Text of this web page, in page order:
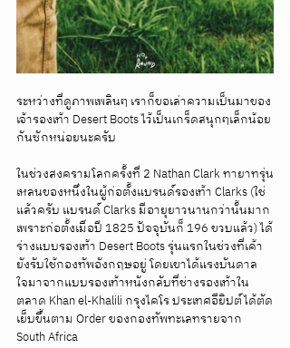
ระหว่างที่ดูภาพเพลินๆ เราก็ขอเล่าความเป็นมาของ
เจ้ารองเท้า Desert Boots ไว้เป็นเกร็ดสนุกๆเล็กน้อย
กันซักหน่อยนะครับ
ในช่วงสงครามโลกครั้งที่ 2 Nathan Clark ทายาทรุ่น
เหลนของหนึ่งในผู้ก่อตั้งแบรนด์รองเท้า Clarks (ใช่
แล้วครับ แบรนด์ Clarks มีอายุยาวนานกว่านั้นมาก
เพราะก่อตั้งเมื่อปี 1825 ปัจจุบันก็ 196 ขวบแล้ว) ได้
ร่างแบบรองเท้า Desert Boots รุ่นแรกในช่วงที่เค้า
ยังรับใช้กองทัพอังกฤษอยู่ โดยเขาได้แรงบันดาล
ใจมาจากแบบรองเท้าหนังกลับที่ช่างรองเท้าใน
ตลาด Khan el-Khalili กรุงไคโร ประเทศอียิปต์ได้ตัด
เย็บขึ้นตาม Order ของกองทัพทะเลทรายจาก
South Africa